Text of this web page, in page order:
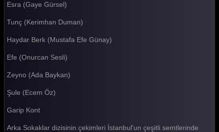
Esra (Gaye Gürsel)
Tunç (Kerimhan Duman)
Haydar Berk (Mustafa Efe Günay)
Efe (Onurcan Sesli)
Zeyno (Ada Baykan)
Şule (Ecem Öz)
Garip Kont
Arka Sokaklar dizisinin çekimleri İstanbul'un çeşitli semtlerinde